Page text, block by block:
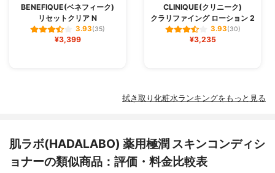
BENEFIQUE(ベネフィーク)
リセットクリア N
3.93(35)
¥3,399
CLINIQUE(クリニーク)
クラリファイング ローション 2
3.93(30)
¥3,235
拭き取り化粧水ランキングをもっと見る
肌ラボ(HADALABO) 薬用極潤 スキンコンディシ
ョナーの類似商品：評価・料金比較表